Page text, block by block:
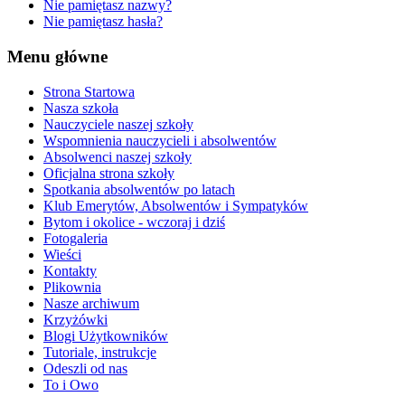
Nie pamiętasz nazwy?
Nie pamiętasz hasła?
Menu główne
Strona Startowa
Nasza szkoła
Nauczyciele naszej szkoły
Wspomnienia nauczycieli i absolwentów
Absolwenci naszej szkoły
Oficjalna strona szkoły
Spotkania absolwentów po latach
Klub Emerytów, Absolwentów i Sympatyków
Bytom i okolice - wczoraj i dziś
Fotogaleria
Wieści
Kontakty
Plikownia
Nasze archiwum
Krzyżówki
Blogi Użytkowników
Tutoriale, instrukcje
Odeszli od nas
To i Owo